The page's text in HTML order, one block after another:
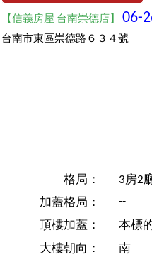
【信義房屋 台南崇德店】06-
台南市東區崇德路６３４號
格局：
3房2
加蓋格局：
--
頂樓加蓋：
本標
大樓朝向：
南